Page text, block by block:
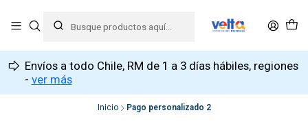
Envíos a todo Chile, RM de 1 a 3 días hábiles, regiones
- ver más
Inicio Pago personalizado 2